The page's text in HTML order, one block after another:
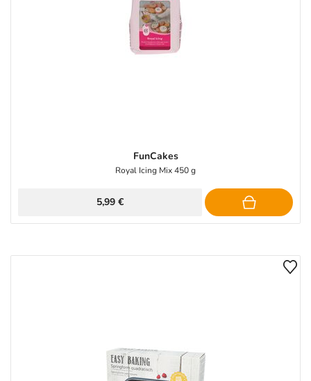
FunCakes
Royal Icing Mix 450 g
5,99 €